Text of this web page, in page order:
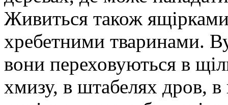
Живиться також
хребетними тваринами.
вони переховуються в
хмизу, в штабелях дров, в